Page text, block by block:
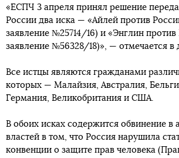
«ЕСПЧ 3 апреля принял решение
России два иска — «Айлей против
заявление №25714/16) и «Энглин против
заявление №56328/18)», — отмечается в
Все истцы являются гражданами
которых — Малайзия, Австралия,
Германия, Великобритания и США.
В обоих исках содержится обвинение в
властей в том, что Россия нарушила
конвенции о защите прав человека